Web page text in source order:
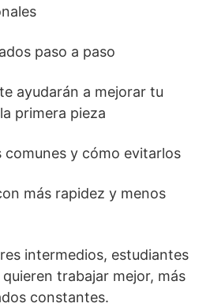
paso a paso
ayudarán a mejorar tu
primera pieza
comunes y cómo evitarlos
más rapidez y menos
intermedios, estudiantes
trabajar mejor, más
constantes.